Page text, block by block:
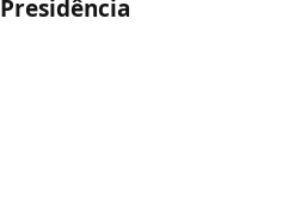
Presidência